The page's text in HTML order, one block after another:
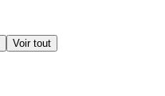
Voir tout